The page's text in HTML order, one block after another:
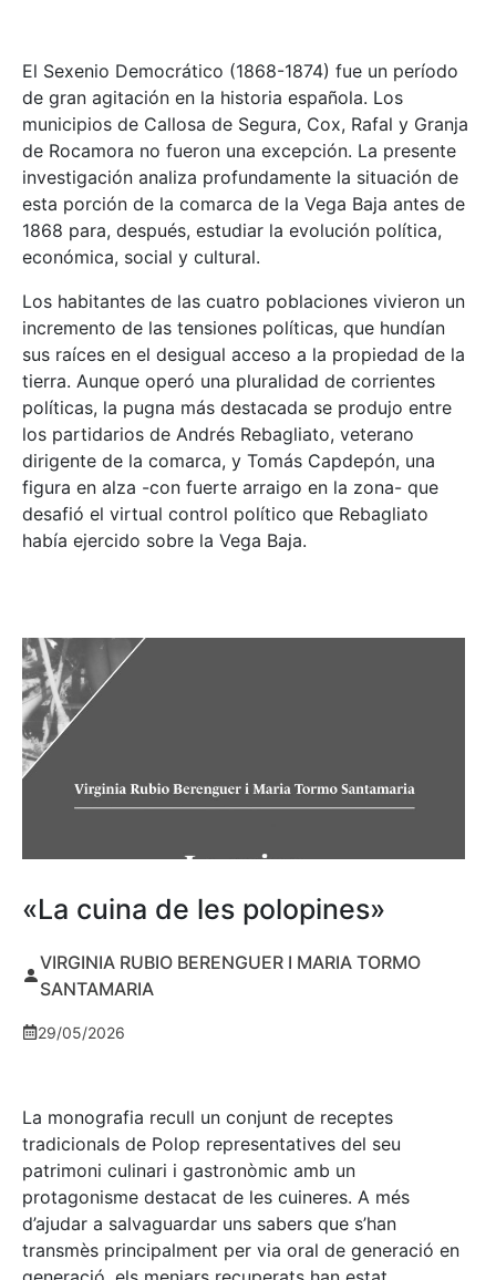
El Sexenio Democrático (1868-1874) fue un período
de gran agitación en la historia española. Los
municipios de Callosa de Segura, Cox, Rafal y Granja
de Rocamora no fueron una excepción. La presente
investigación analiza profundamente la situación de
esta porción de la comarca de la Vega Baja antes de
1868 para, después, estudiar la evolución política,
económica, social y cultural.
Los habitantes de las cuatro poblaciones vivieron un
incremento de las tensiones políticas, que hundían
sus raíces en el desigual acceso a la propiedad de la
tierra. Aunque operó una pluralidad de corrientes
políticas, la pugna más destacada se produjo entre
los partidarios de Andrés Rebagliato, veterano
dirigente de la comarca, y Tomás Capdepón, una
figura en alza -con fuerte arraigo en la zona- que
desafió el virtual control político que Rebagliato
había ejercido sobre la Vega Baja.
«La cuina de les polopines»
VIRGINIA RUBIO BERENGUER I MARIA TORMO
SANTAMARIA
29/05/2026
La monografia recull un conjunt de receptes
tradicionals de Polop representatives del seu
patrimoni culinari i gastronòmic amb un
protagonisme destacat de les cuineres. A més
d’ajudar a salvaguardar uns sabers que s’han
transmès principalment per via oral de generació en